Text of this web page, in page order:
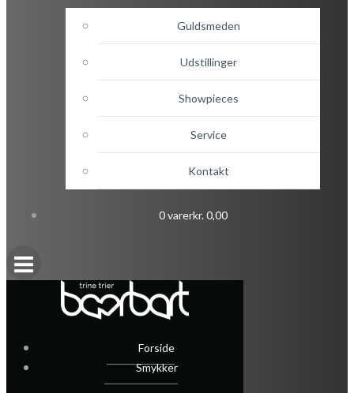
Guldsmeden
Udstillinger
Showpieces
Service
Kontakt
0 varerkr. 0,00
Forside
Smykker